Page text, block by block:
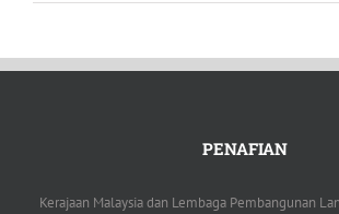
PENAFIAN
Kerajaan Malaysia dan Lembaga Pembangunan